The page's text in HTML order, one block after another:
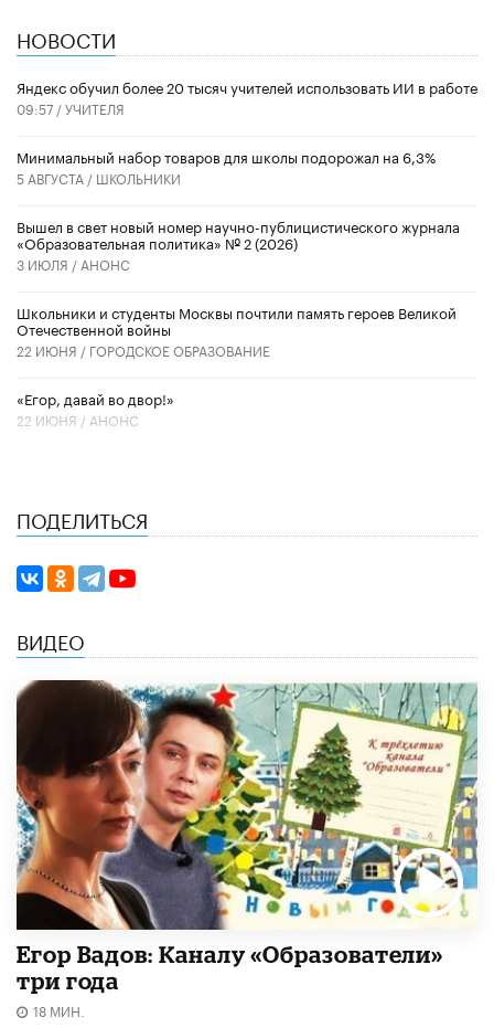
НОВОСТИ
​Яндекс обучил более 20 тысяч учителей использовать ИИ в работе
09:57 /УЧИТЕЛЯ
Минимальный набор товаров для школы подорожал на 6,3%
5 АВГУСТА / ШКОЛЬНИКИ
Вышел в свет новый номер научно-публицистического журнала
«Образовательная политика» № 2 (2026)
3 ИЮЛЯ / АНОНС
Школьники и студенты Москвы почтили память героев Великой
Отечественной войны
22 ИЮНЯ / ГОРОДСКОЕ ОБРАЗОВАНИЕ
«Егор, давай во двор!»
22 ИЮНЯ / АНОНС
ПОДЕЛИТЬСЯ
ВИДЕО
Егор Вадов: Каналу «Образователи»
три года
18 МИН.